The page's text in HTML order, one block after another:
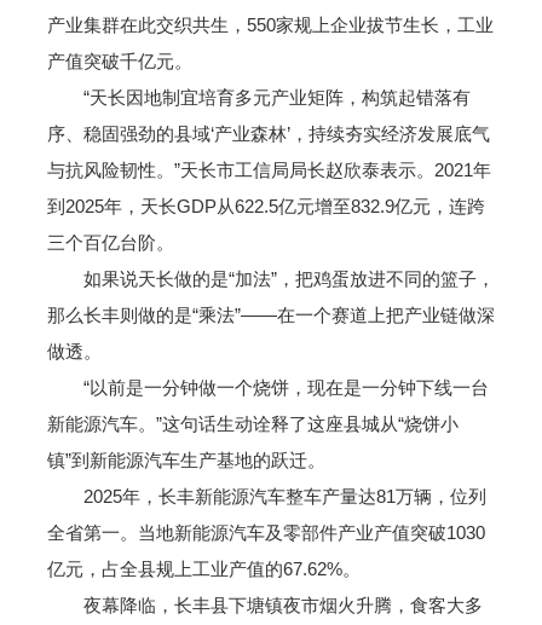
产业集群在此交织共生，550家规上企业拔节生长，工业
产值突破千亿元。
“天长因地制宜培育多元产业矩阵，构筑起错落有
序、稳固强劲的县域‘产业森林’，持续夯实经济发展底气
与抗风险韧性。”天长市工信局局长赵欣泰表示。2021年
到2025年，天长GDP从622.5亿元增至832.9亿元，连跨
三个百亿台阶。
如果说天长做的是“加法”，把鸡蛋放进不同的篮子，
那么长丰则做的是“乘法”——在一个赛道上把产业链做深
做透。
“以前是一分钟做一个烧饼，现在是一分钟下线一台
新能源汽车。”这句话生动诠释了这座县城从“烧饼小
镇”到新能源汽车生产基地的跃迁。
2025年，长丰新能源汽车整车产量达81万辆，位列
全省第一。当地新能源汽车及零部件产业产值突破1030
亿元，占全县规上工业产值的67.62%。
夜幕降临，长丰县下塘镇夜市烟火升腾，食客大多